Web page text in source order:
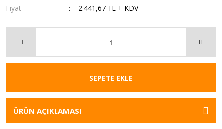
Fiyat
2.441,67 TL + KDV
SEPETE EKLE
ÜRÜN AÇIKLAMASI